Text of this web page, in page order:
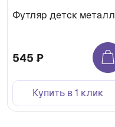
Футляр детск металл
545 ₽
Купить в 1 клик